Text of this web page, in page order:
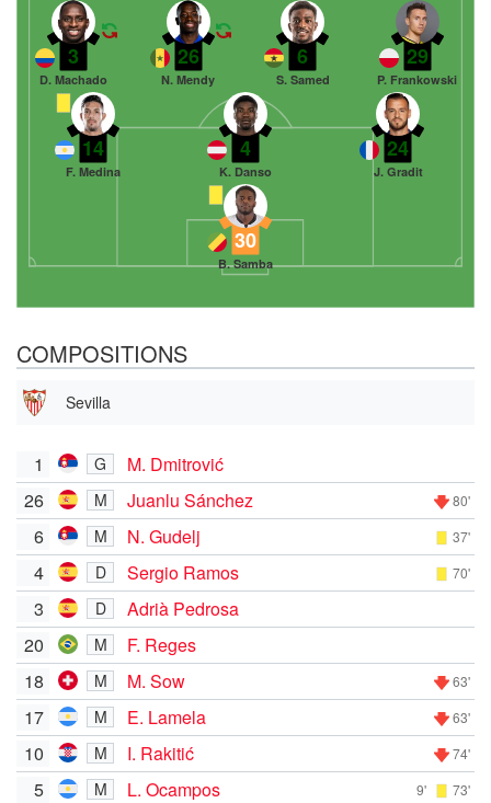
30
B. Samba
14
F. Medina
4
K. Danso
24
J. Gradit
3
D. Machado
26
N. Mendy
6
S. Samed
29
P. Frankowski
COMPOSITIONS
Sevilla
1 G
M. Dmitrović
26
M Juanlu Sánchez 80'
6 M N. Gudelj 37'
4 D Sergio Ramos 70'
3 D
Adrià Pedrosa
20
M
F. Reges
18
M M. Sow 63'
17 M E. Lamela 63'
10 M I. Rakitić 74'
5 M L. Ocampos 9' 73'